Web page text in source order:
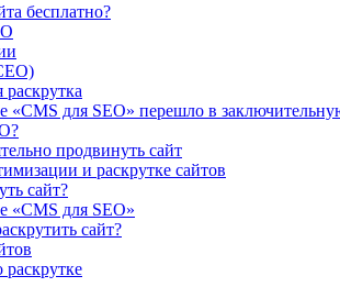
бесплатно?
«CMS для SEO» перешло в
продвинуть сайт
и раскрутке сайтов
сайт?
«CMS для SEO»
сайт?